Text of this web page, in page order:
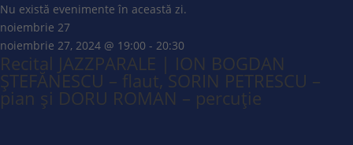
Nu există evenimente în această zi.
noiembrie 27
noiembrie 27, 2024 @ 19:00 - 20:30
Recital JAZZPARALE | ION BOGDAN
ȘTEFĂNESCU – flaut, SORIN PETRESCU –
pian și DORU ROMAN – percuție